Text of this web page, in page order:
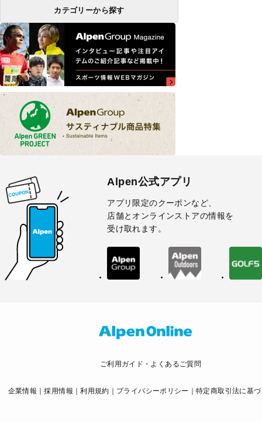
カテゴリーから探す
Alpen公式アプリ
アプリ限定のクーポンなど、
店舗とオンラインストアの情報を
受け取れます。
ご利用ガイド・よくあるご質問
企業情報 採用情報 利用規約 プライバシーポリシー 特定商取引法に基